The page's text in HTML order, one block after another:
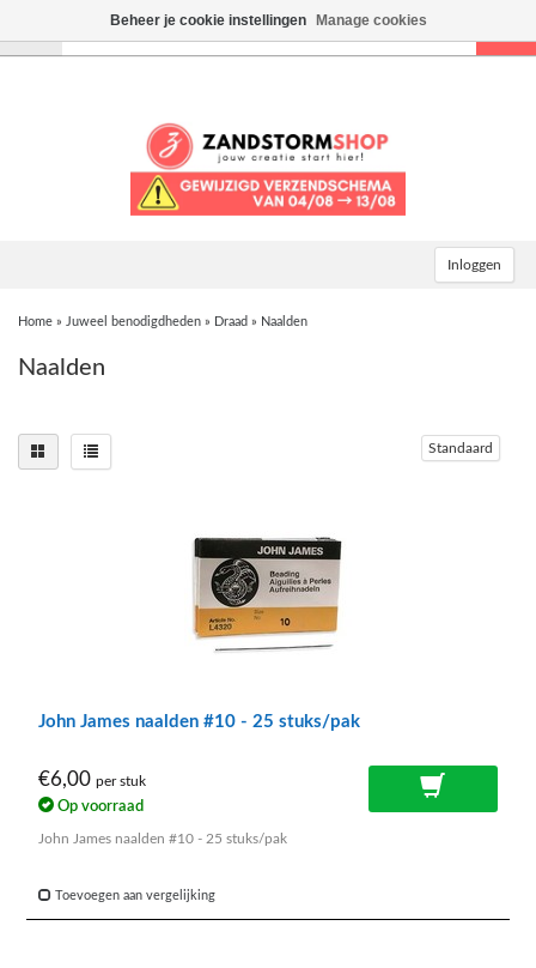
Inloggen
Home » Juweel benodigdheden » Draad » Naalden
Naalden
Standaard
John James naalden #10 - 25 stuks/pak
€6,00 per stuk
Op voorraad
John James naalden #10 - 25 stuks/pak
Toevoegen aan vergelijking
Beheer je cookie instellingen Manage cookies